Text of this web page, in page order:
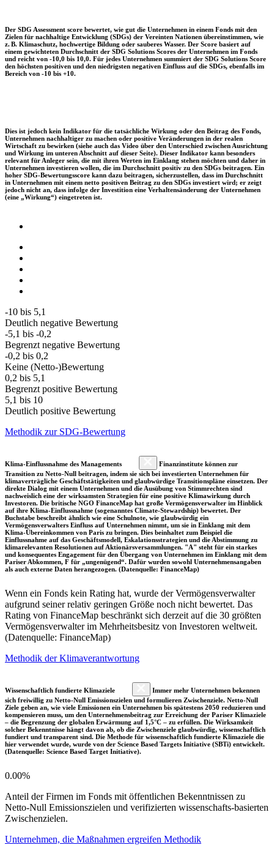
Der SDG Assessment score bewertet, wie gut die Unternehmen in einem Fonds mit den
Zielen für nachhaltige Entwicklung (SDGs) der Vereinten Nationen übereinstimmen, wie
z. B. Klimaschutz, hochwertige Bildung oder sauberes Wasser. Der Score basiert auf
einem gewichteten Durchschnitt der SDG Solutions Scores der Unternehmen im Fonds
und reicht von -10,0 bis 10,0. Für jedes Unternehmen summiert der SDG Solutions Score
den höchsten positiven und den niedrigsten negativen Einfluss auf die SDGs, ebenfalls im
Bereich von -10 bis +10.
Dies ist jedoch kein Indikator für die tatsächliche Wirkung oder den Beitrag des Fonds,
Unternehmen nachhaltiger zu machen oder positive Veränderungen in der realen
Wirtschaft zu bewirken (siehe auch das Video über den Unterschied zwischen Ausrichtung
und Wirkung im unteren Abschnitt auf dieser Seite). Dieser Indikator kann besonders
relevant für Anleger sein, die mit ihren Werten im Einklang stehen möchten und daher in
Unternehmen investieren wollen, die im Durchschnitt positiv zu den SDGs beitragen. Ein
hoher SDG-Bewertungsscore kann dazu beitragen, sicherzustellen, dass im Durchschnitt
in Unternehmen mit einem netto positiven Beitrag zu den SDGs investiert wird; er zeigt
jedoch nicht an, dass infolge der Investition eine Verhaltensänderung der Unternehmen
(eine „Wirkung“) eingetreten ist.
-10 bis 5,1
Deutlich negative Bewertung
-5,1 bis -0,2
Begrenzt negative Bewertung
-0,2 bis 0,2
Keine (Netto-)Bewertung
0,2 bis 5,1
Begrenzt positive Bewertung
5,1 bis 10
Deutlich positive Bewertung
Methodik zur SDG-Bewertung
Klima-Einflussnahme des Managements
Finanzinstitute können zur
Transition zu Netto-Null beitragen, indem sie sich bei investierten Unternehmen für
klimaverträgliche Geschäftstätigkeiten und glaubwürdige Transitionspläne einsetzen. Der
direkte Dialog mit einem Unternehmen und die Ausübung von Stimmrechten sind
nachweislich eine der wirksamsten Strategien für eine positive Klimawirkung durch
Investoren. Die britische NGO FinanceMap hat große Vermögensverwalter im Hinblick
auf ihre Klima-Einflussnahme (sogenanntes Climate-Stewardship) bewertet. Der
Buchstabe beschreibt ähnlich wie eine Schulnote, wie glaubwürdig ein
Vermögensverwalters Einfluss auf Unternehmen nimmt, um sie in Einklang mit dem
Klima-Übereinkommen von Paris zu bringen. Dies beinhaltet zum Beispiel die
Einflussnahme auf das Geschäftsmodell, Eskalationsstrategien und die Abstimmung zu
klimarelevanten Resolutionen auf Aktionärsversammlungen. "A" steht für ein starkes
und konsequentes Engagement für den Übergang von Unternehmen im Einklang mit dem
Pariser Abkommen, F für „ungenügend“. Dafür wurden sowohl Unternehmensangaben
als auch externe Daten herangezogen. (Datenquelle: FinanceMap)
Wenn ein Fonds kein Rating hat, wurde der Vermögensverwalter
aufgrund seiner relativ geringen Größe noch nicht bewertet. Das
Rating von FinanceMap beschränkt sich derzeit auf die 30 größten
Vermögensverwalter im Mehrheitsbesitz von Investoren weltweit.
(Datenquelle: FinanceMap)
Methodik der Klimaverantwortung
Wissenschaftlich fundierte Klimaziele
Immer mehr Unternehmen bekennen
sich freiwillig zu Netto-Null Emissionszielen und formulieren Zwischenziele. Netto-Null
Ziele geben an, wie viele Emissionen ein Unternehmen bis spätestens 2050 reduzieren und
kompensieren muss, um den Unternehmensbeitrag zur Erreichung der Pariser Klimaziele
– die Begrenzung der globalen Erwärmung auf 1,5°C – zu erfüllen. Die Wirksamkeit
solcher Bekenntnisse hängt davon ab, ob die Zwischenziele glaubwürdig, wissenschaftlich
fundiert und transparent sind. Die Methode für wissenschaftlich fundierte Klimaziele die
hier verwendet wurde, wurde von der Science Based Targets Initiative (SBTi) entwickelt.
(Datenquelle: Science Based Target Initiative).
0.00%
Anteil der Firmen im Fonds mit öffentlichen Bekenntnissen zu
Netto-Null Emissionszielen und verifizierten wissenschafts-basierten
Zwischenzielen.
Unternehmen, die Maßnahmen ergreifen Methodik